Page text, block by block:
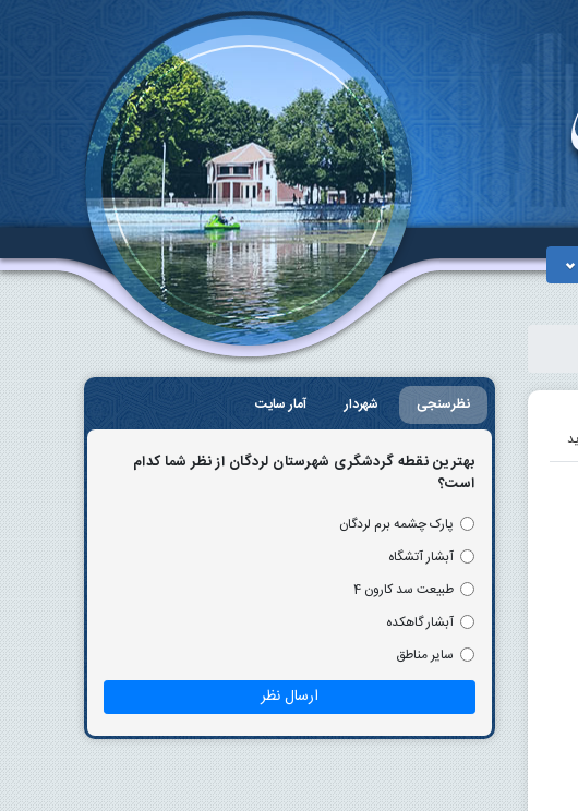
نظرسنجی شهردار آمار سایت
بهترین نقطه گردشگری شهرستان لردگان از نظر شما کدام
است؟
پارک چشمه برم لردگان
آبشار آتشگاه
طبیعت سد کارون 4
آبشار گاهکده
سایر مناطق